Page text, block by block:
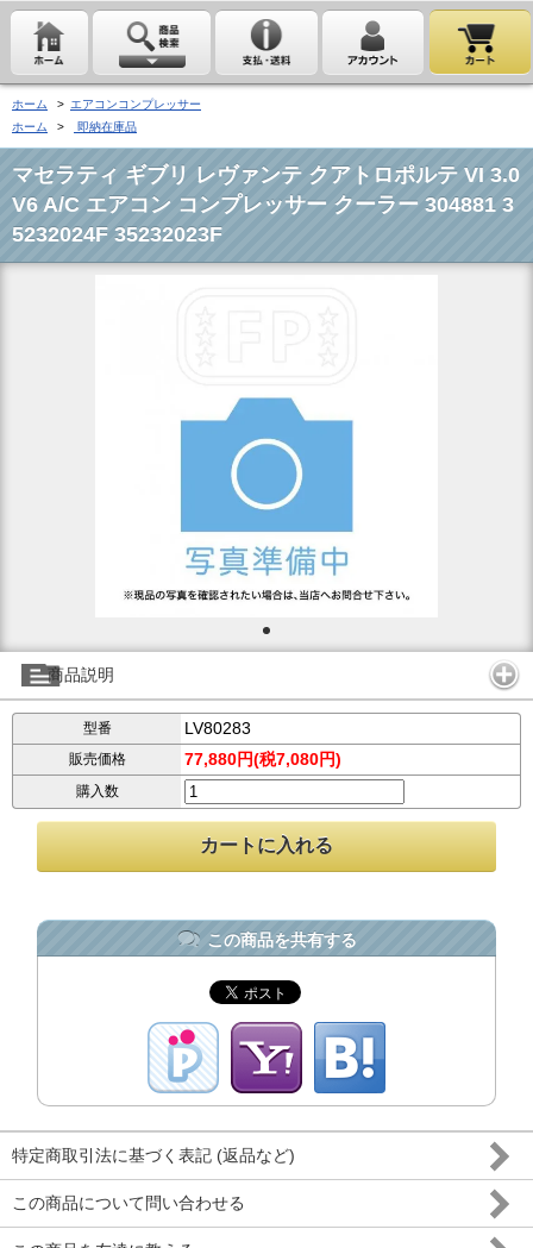
ホーム > エアコンコンプレッサー
ホーム
> 即納在庫品
マセラティ ギブリ レヴァンテ クアトロポルテ VI 3.0
V6 A/C エアコン コンプレッサー クーラー 304881 3
5232024F 35232023F
商品説明
型番 LV80283
販売価格 77,880円(税7,080円)
購入数
この商品を共有する
特定商取引法に基づく表記 (返品など)
この商品について問い合わせる